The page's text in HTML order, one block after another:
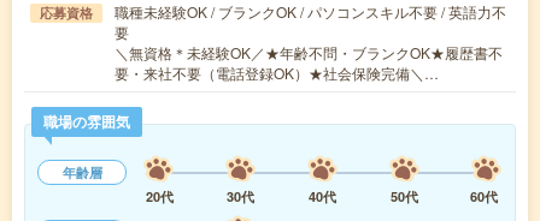
応募資格
職種未経験OK / ブランクOK / パソコンスキル不要 / 英語力不
要
＼無資格＊未経験OK／★年齢不問・ブランクOK★履歴書不
要・来社不要（電話登録OK）★社会保険完備＼…
職場の雰囲気
年齢層
20代
30代 40代 50代
60代